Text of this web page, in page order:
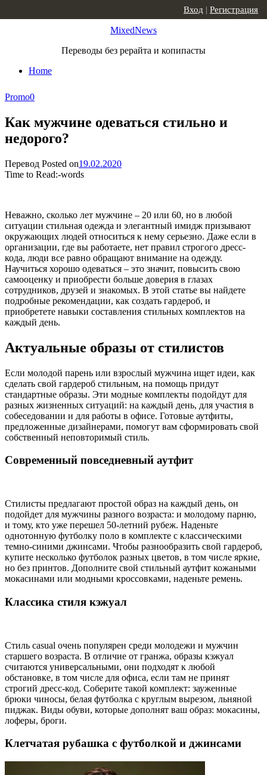
MixedNews
Переводы без рерайта и копипасты
Home
Вход | Регистрация
Promo0
Как мужчине одеваться стильно и
недорого?
Перевод Posted on19.02.2020
Time to Read:-words
Неважно, сколько лет мужчине – 20 или 60, но в любой
ситуации стильная одежда и элегантный имидж призывают
окружающих людей относиться к нему серьезно. Даже если в
организации, где вы работаете, нет правил строгого дресс-
кода, люди все равно обращают внимание на одежду.
Научиться хорошо одеваться – это значит, повысить свою
самооценку и приобрести больше доверия в глазах
сотрудников, друзей и знакомых. В этой статье вы найдете
подробные рекомендации, как создать гардероб, и
приобретете навыки составления стильных комплектов на
каждый день.
Актуальные образы от стилистов
Если молодой парень или взрослый мужчина ищет идеи, как
сделать свой гардероб стильным, на помощь придут
стандартные образы. Эти модные комплекты подойдут для
разных жизненных ситуаций: на каждый день, для участия в
собеседовании и для работы в офисе. Готовые аутфиты,
предложенные дизайнерами, помогут вам сформировать свой
собственный неповторимый стиль.
Современный повседневный аутфит
Стилисты предлагают простой образ на каждый день, он
подойдет для мужчины разного возраста: и молодому парню,
и тому, кто уже перешел 50-летний рубеж. Наденьте
однотонную футболку поло в комплекте с классическими
темно-синими джинсами. Чтобы разнообразить свой гардероб,
купите несколько футболок разных цветов, в том числе яркие,
но без принтов. Дополните свой стильный аутфит кожаными
мокасинами или модными кроссовками, наденьте ремень.
Классика стиля кэжуал
Стиль casual очень популярен среди молодежи и мужчин
старшего возраста. В отличие от гранжа, образы кэжуал
считаются универсальными, они подходят к любой
обстановке, в том числе для офиса, если там не принят
строгий дресс-код. Соберите такой комплект: зауженные
брюки чиносы, белая футболка с круглым вырезом, льняной
пиджак. Виды обуви, которые дополнят ваш образ: мокасины,
лоферы, броги.
Клетчатая рубашка с футболкой и джинсами